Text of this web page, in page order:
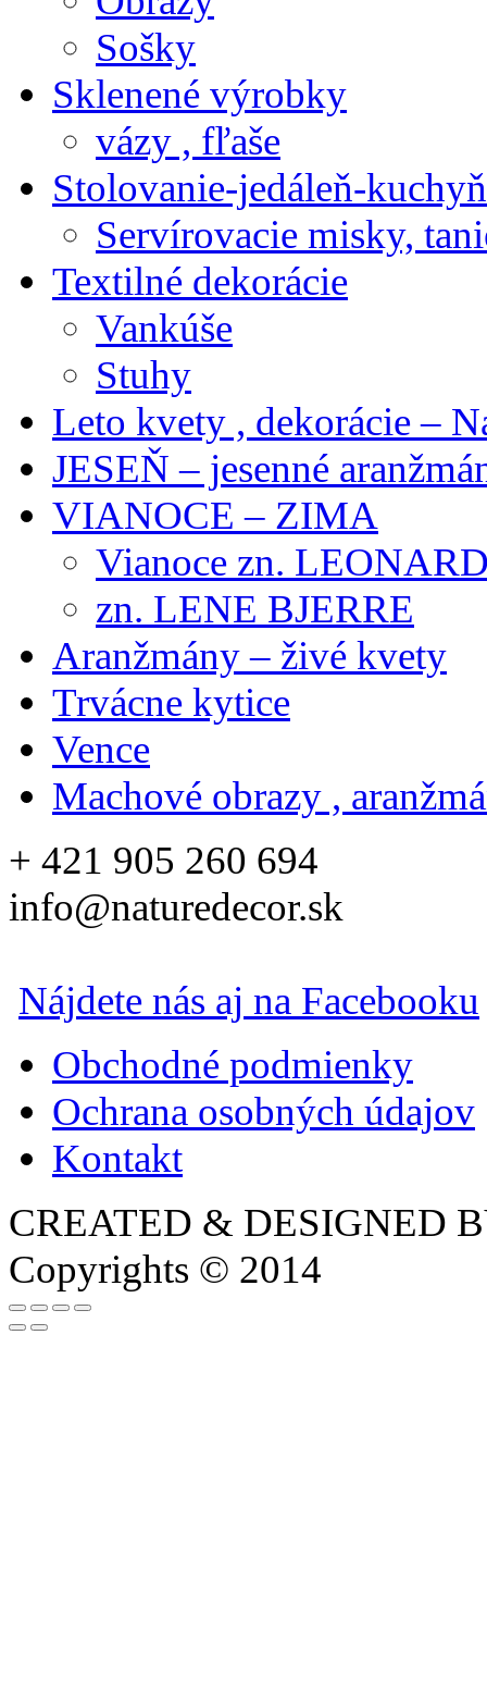
Sošky
Sklenené výrobky
vázy , fľaše
Stolovanie-jedáleň-
Servírovacie misky,
Textilné dekorácie
Vankúše
Stuhy
Leto kvety , dekorácie –
JESEŇ – jesenné
VIANOCE – ZIMA
Vianoce zn.
zn. LENE BJERRE
Aranžmány – živé kvety
Trvácne kytice
Vence
Machové obrazy ,
+ 421 905 260 694
info@naturedecor.sk
Nájdete nás aj na Facebooku
Obchodné podmienky
Ochrana osobných údajov
Kontakt
CREATED & DESIGNED
Copyrights © 2014